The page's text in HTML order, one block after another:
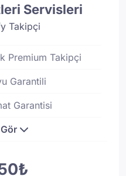
Servisleri
Takipçi
Premium Takipçi
Garantili
Garantisi